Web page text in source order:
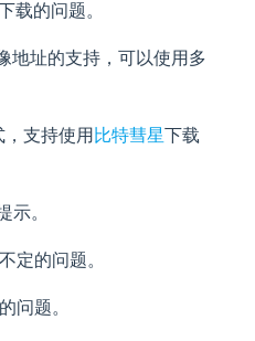
载的问题。
地址的支持，可以使用多
，支持使用比特彗星下载
示。
定的问题。
问题。